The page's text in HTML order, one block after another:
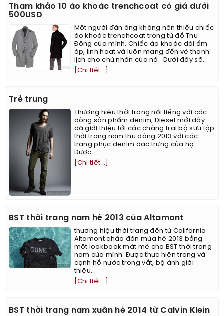
Tham khảo 10 áo khoác trenchcoat có giá dưới
500USD
Một người đàn ông không nên thiếu chiếc
áo khoác trenchcoat trong tủ đồ Thu
Đông của mình. Chiếc áo khoác dài ấm
áp, linh hoạt và luôn mang đến vẻ thanh
lịch cho chủ nhân của nó. Dưới đây sẽ...
[Chi tiết...]
Trẻ trung
Thương hiệu thời trang nổi tiếng với các
dòng sản phẩm denim, Diesel mới đây
đã giới thiệu tới các chàng trai bộ sưu tập
thời trang nam thu đông 2013 với các
trang phục denim đặc trưng của họ.
Được...
[Chi tiết...]
BST thời trang nam hè 2013 của Altamont
thương hiệu thời trang đến từ California
Altamont chào đón mùa hè 2013 bằng
một lookbook mát mẻ cho BST thời trang
nam của mình. Được thực hiện trong và
cạnh hồ nước trong vắt, bộ ảnh giới
thiệu...
[Chi tiết...]
BST thời trang nam xuân hè 2014 từ Calvin Klein